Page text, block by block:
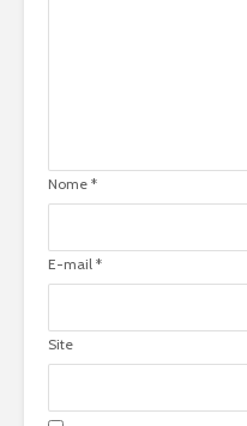
Nome *
E-mail *
Site